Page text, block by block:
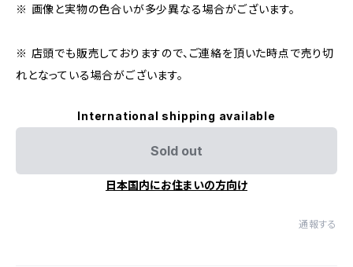
※ 画像と実物の色合いが多少異なる場合がございます。
※ 店頭でも販売しておりますので、ご連絡を頂いた時点で売り切
れとなっている場合がございます。
International shipping available
Sold out
日本国内にお住まいの方向け
通報する